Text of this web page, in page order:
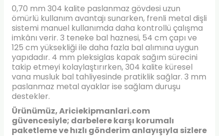
0,70 mm 304 kalite paslanmaz gövdesi uzun
ömürlü kullanım avantajı sunarken, frenli metal dişli
sistemi manuel kullanımda daha kontrollü çalışma
imkânı verir. 3 teneke bal haznesi, 54 cm çapı ve
125 cm yüksekliği ile daha fazla bal alımına uygun
yapıdadır. 4 mm pleksiglas kapak sağım sürecini
takip etmeyi kolaylaştırırken, 304 kalite küresel
vana musluk bal tahliyesinde pratiklik sağlar. 3 mm
paslanmaz metal ayaklar ise sağlam duruşu
destekler.
Ürünümüz, Ariciekipmanlari.com
güvencesiyle; darbelere karşı korumalı
paketleme ve hızlı gönderim anlayışıyla sizlere